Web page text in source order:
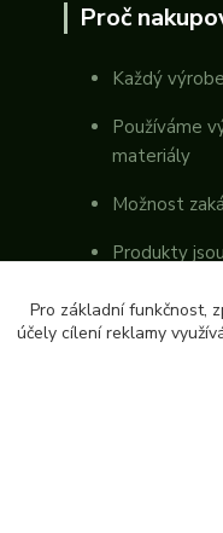
Proč
Každý
Používáme
materiály
Možnost
Produkty
Pro základní funkčnost,
účely cílení reklamy